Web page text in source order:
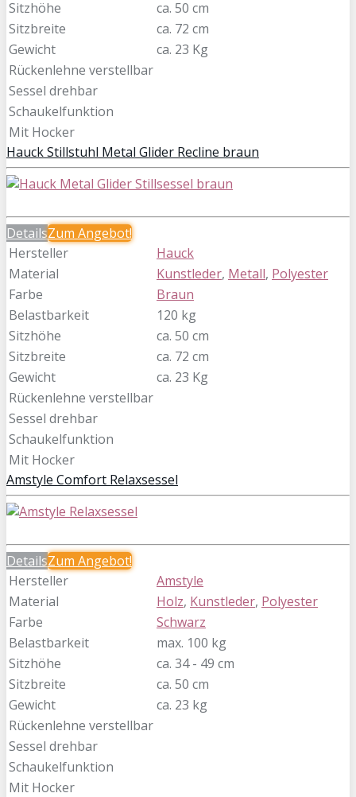
Sitzhöhe
ca. 50 cm
Sitzbreite
ca. 72 cm
Gewicht
ca. 23 Kg
Rückenlehne verstellbar
Sessel drehbar
Schaukelfunktion
Mit Hocker
Hauck Stillstuhl Metal Glider Recline braun
DetailsZum Angebot!
Hersteller
Hauck
Material
Kunstleder, Metall, Polyester
Farbe
Braun
Belastbarkeit
120 kg
Sitzhöhe
ca. 50 cm
Sitzbreite
ca. 72 cm
Gewicht
ca. 23 Kg
Rückenlehne verstellbar
Sessel drehbar
Schaukelfunktion
Mit Hocker
Amstyle Comfort Relaxsessel
DetailsZum Angebot!
Hersteller
Amstyle
Material
Holz, Kunstleder, Polyester
Farbe
Schwarz
Belastbarkeit
max. 100 kg
Sitzhöhe
ca. 34 - 49 cm
Sitzbreite
ca. 50 cm
Gewicht
ca. 23 kg
Rückenlehne verstellbar
Sessel drehbar
Schaukelfunktion
Mit Hocker